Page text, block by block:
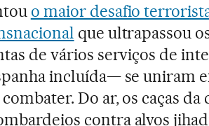
o maior desafio
que ultrapassou
de vários serviços de
incluída— se uniram
Do ar, os caças da
contra alvos